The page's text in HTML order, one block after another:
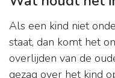
Als een kind niet
staat, dan komt het
overlijden van de
gezag over het kind